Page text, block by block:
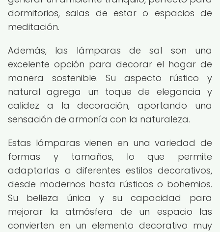
dormitorios, salas de estar o espacios de
meditación.
Además, las lámparas de sal son una
excelente opción para decorar el hogar de
manera sostenible. Su aspecto rústico y
natural agrega un toque de elegancia y
calidez a la decoración, aportando una
sensación de armonía con la naturaleza.
Estas lámparas vienen en una variedad de
formas y tamaños, lo que permite
adaptarlas a diferentes estilos decorativos,
desde modernos hasta rústicos o bohemios.
Su belleza única y su capacidad para
mejorar la atmósfera de un espacio las
convierten en un elemento decorativo muy